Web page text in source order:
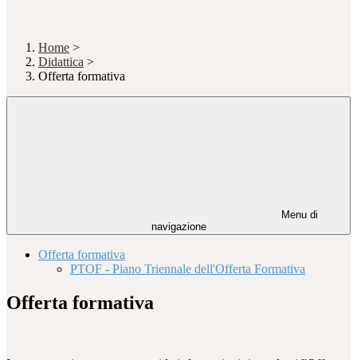
Home >
Didattica >
Offerta formativa
Menu di
navigazione
Offerta formativa
PTOF - Piano Triennale dell'Offerta Formativa
Offerta formativa